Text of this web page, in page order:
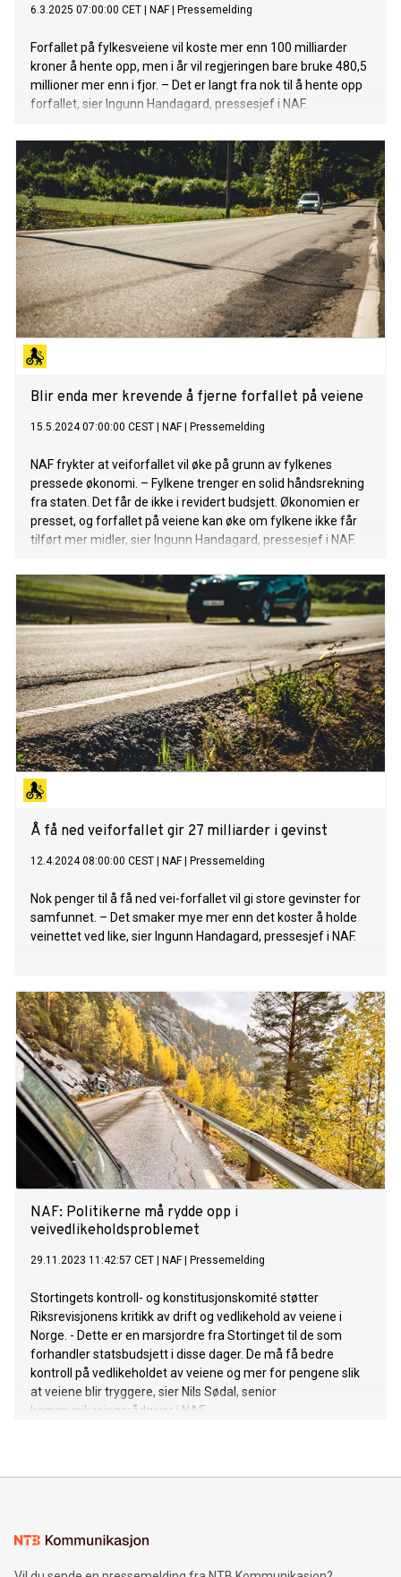
6.3.2025 07:00:00 CET NAF| Pressemelding
Forfallet på fylkesveiene vil koste mer enn 100 milliarder
kroner å hente opp, men i år vil regjeringen bare bruke 480,5
millioner mer enn i fjor. – Det er langt fra nok til å hente opp
forfallet, sier Ingunn Handagard, pressesjef i NAF.
Blir enda mer krevende å fjerne forfallet på veiene
15.5.2024 07:00:00 CEST NAF| Pressemelding
NAF frykter at veiforfallet vil øke på grunn av fylkenes
pressede økonomi. – Fylkene trenger en solid håndsrekning
fra staten. Det får de ikke i revidert budsjett. Økonomien er
presset, og forfallet på veiene kan øke om fylkene ikke får
tilført mer midler, sier Ingunn Handagard, pressesjef i NAF.
Å få ned veiforfallet gir 27 milliarder i gevinst
12.4.2024 08:00:00 CEST NAF| Pressemelding
Nok penger til å få ned vei-forfallet vil gi store gevinster for
samfunnet. – Det smaker mye mer enn det koster å holde
veinettet ved like, sier Ingunn Handagard, pressesjef i NAF.
NAF: Politikerne må rydde opp i
veivedlikeholdsproblemet
29.11.2023 11:42:57 CET NAF| Pressemelding
Stortingets kontroll- og konstitusjonskomité støtter
Riksrevisjonens kritikk av drift og vedlikehold av veiene i
Norge. - Dette er en marsjordre fra Stortinget til de som
forhandler statsbudsjett i disse dager. De må få bedre
kontroll på vedlikeholdet av veiene og mer for pengene slik
at veiene blir tryggere, sier Nils Sødal, senior
kommunikasjonsrådgiver i NAF.